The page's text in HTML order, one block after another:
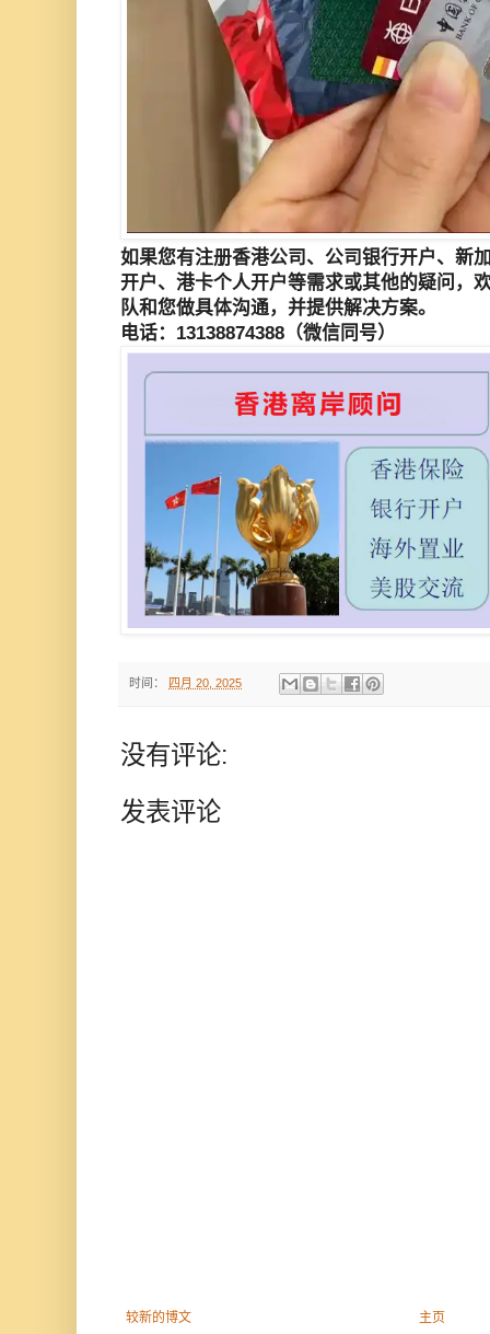
如果您有注册香港公司、公司银行开户、 新
开户、港卡个人开户等需求或其他的疑问，
队和您做具体沟通，并提供解决方案。
电话：13138874388（微信同号）
时间： 四月 20, 2025
没有评论:
发表评论
较新的博文 主页